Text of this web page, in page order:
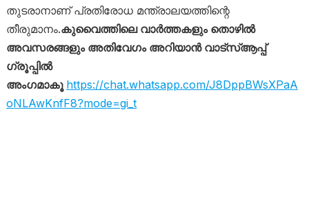
തുടരാനാണ് പ്രതിരോധ മന്ത്രാലയത്തിന്റെ
തീരുമാനം.കുവൈത്തിലെ വാർത്തകളും തൊഴിൽ
അവസരങ്ങളും അതിവേഗം അറിയാൻ വാട്സ്ആപ്പ്
ഗ്രൂപ്പിൽ
അംഗമാകൂ https://chat.whatsapp.com/J8DppBWsXPaA
oNLAwKnfF8?mode=gi_t